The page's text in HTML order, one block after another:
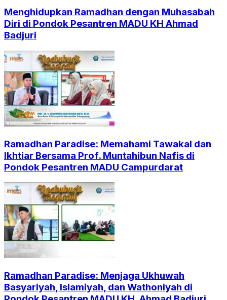
Menghidupkan Ramadhan dengan Muhasabah
Diri di Pondok Pesantren MADU KH Ahmad
Badjuri
Ramadhan Paradise: Memahami Tawakal dan
Ikhtiar Bersama Prof. Muntahibun Nafis di
Pondok Pesantren MADU Campurdarat
Ramadhan Paradise: Menjaga Ukhuwah
Basyariyah, Islamiyah, dan Wathoniyah di